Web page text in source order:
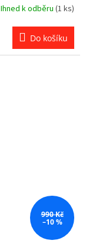
Ihned k odběru (1 ks)
Do košíku
990 Kč
–10 %